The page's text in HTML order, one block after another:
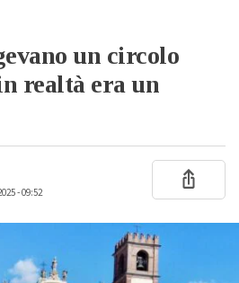
un circolo
realtà era un
- 09:52